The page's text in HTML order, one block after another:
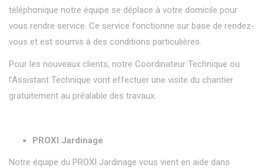
téléphonique notre équipe se déplace à votre domicile pour
vous rendre service. Ce service fonctionne sur base de rendez-
vous et est soumis à des conditions particulières.
Pour les nouveaux clients, notre Coordinateur Technique ou
l’Assistant Technique vont effectuer une visite du chantier
gratuitement au préalable des travaux.
PROXI Jardinage
Notre équipe du PROXI Jardinage vous vient en aide dans